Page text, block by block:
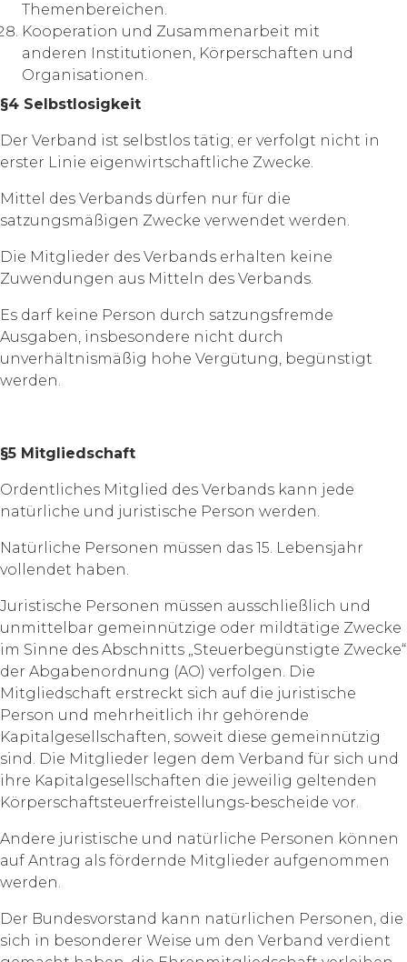
Themenbereichen.
Kooperation und Zusammenarbeit mit
anderen Institutionen, Körperschaften und
Organisationen.
§4 Selbstlosigkeit
Der Verband ist selbstlos tätig; er verfolgt nicht in
erster Linie eigenwirtschaftliche Zwecke.
Mittel des Verbands dürfen nur für die
satzungsmäßigen Zwecke verwendet werden.
Die Mitglieder des Verbands erhalten keine
Zuwendungen aus Mitteln des Verbands.
Es darf keine Person durch satzungsfremde
Ausgaben, insbesondere nicht durch
unverhältnismäßig hohe Vergütung, begünstigt
werden.
§5 Mitgliedschaft
Ordentliches Mitglied des Verbands kann jede
natürliche und juristische Person werden.
Natürliche Personen müssen das 15. Lebensjahr
vollendet haben.
Juristische Personen müssen ausschließlich und
unmittelbar gemeinnützige oder mildtätige Zwecke
im Sinne des Abschnitts „Steuerbegünstigte Zwecke“
der Abgabenordnung (AO) verfolgen. Die
Mitgliedschaft erstreckt sich auf die juristische
Person und mehrheitlich ihr gehörende
Kapitalgesellschaften, soweit diese gemeinnützig
sind. Die Mitglieder legen dem Verband für sich und
ihre Kapitalgesellschaften die jeweilig geltenden
Körperschaftsteuerfreistellungs-bescheide vor.
Andere juristische und natürliche Personen können
auf Antrag als fördernde Mitglieder aufgenommen
werden.
Der Bundesvorstand kann natürlichen Personen, die
sich in besonderer Weise um den Verband verdient